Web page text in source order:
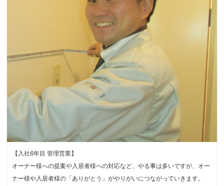
【入社6年目 管理営業】
オーナー様への提案や入居者様への対応など、やる事は多いですが、オー
ナー様や入居者様の「ありがとう」がやりがいにつながっていきます。